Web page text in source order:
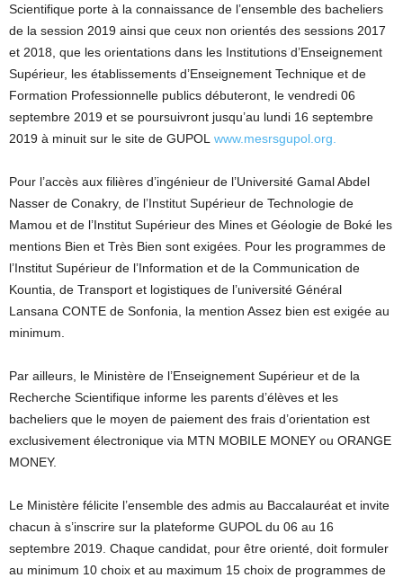
Scientifique porte à la connaissance de l’ensemble des bacheliers
de la session 2019 ainsi que ceux non orientés des sessions 2017
et 2018, que les orientations dans les Institutions d’Enseignement
Supérieur, les établissements d’Enseignement Technique et de
Formation Professionnelle publics débuteront, le vendredi 06
septembre 2019 et se poursuivront jusqu’au lundi 16 septembre
2019 à minuit sur le site de GUPOL www.mesrsgupol.org.
Pour l’accès aux filières d’ingénieur de l’Université Gamal Abdel
Nasser de Conakry, de l’Institut Supérieur de Technologie de
Mamou et de l’Institut Supérieur des Mines et Géologie de Boké les
mentions Bien et Très Bien sont exigées. Pour les programmes de
l’Institut Supérieur de l’Information et de la Communication de
Kountia, de Transport et logistiques de l’université Général
Lansana CONTE de Sonfonia, la mention Assez bien est exigée au
minimum.
Par ailleurs, le Ministère de l’Enseignement Supérieur et de la
Recherche Scientifique informe les parents d’élèves et les
bacheliers que le moyen de paiement des frais d’orientation est
exclusivement électronique via MTN MOBILE MONEY ou ORANGE
MONEY.
Le Ministère félicite l’ensemble des admis au Baccalauréat et invite
chacun à s’inscrire sur la plateforme GUPOL du 06 au 16
septembre 2019. Chaque candidat, pour être orienté, doit formuler
au minimum 10 choix et au maximum 15 choix de programmes de